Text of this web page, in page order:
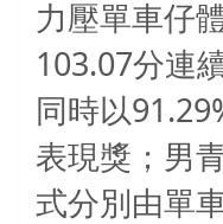
力壓單車仔
103.07分連
同時以
表現獎；男
式分別由單